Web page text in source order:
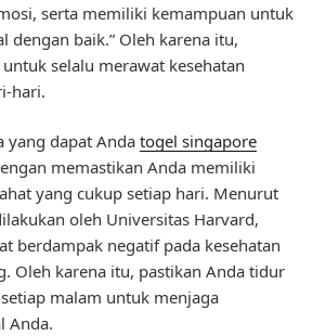
serta memiliki kemampuan untuk
dengan baik.” Oleh karena itu,
selalu merawat kesehatan
hari.
yang dapat Anda togel singapore
memastikan Anda memiliki
yang cukup setiap hari. Menurut
oleh Universitas Harvard,
berdampak negatif pada kesehatan
Oleh karena itu, pastikan Anda tidur
malam untuk menjaga
Anda.